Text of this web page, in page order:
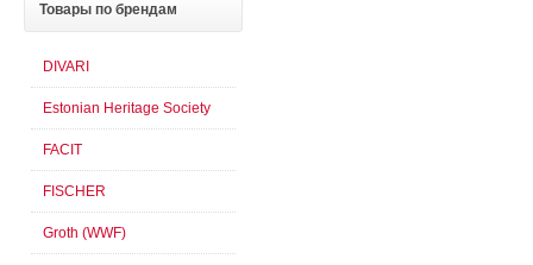
Товары по брендам
DIVARI
Estonian Heritage Society
FACIT
FISCHER
Groth (WWF)